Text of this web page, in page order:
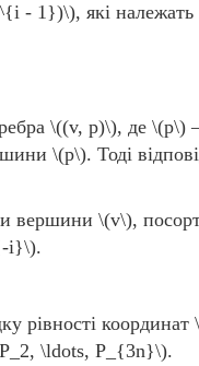
- 1})\), які
\((v, p)\), де \(p\)
\(p\). Тоді
вершини \(v\),
i}\).
рівності координат
\ldots, P_{3n}\).